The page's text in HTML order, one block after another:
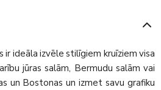
ir ideāla izvēle stilīgiem kruīziem visa
jūras salām, Bermudu salām vai
un Bostonas un izmet savu grafiku